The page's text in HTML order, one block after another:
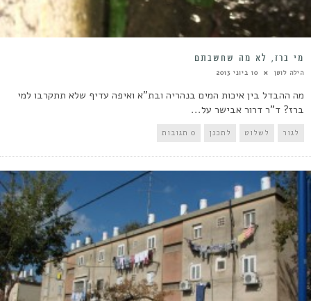
מי ברז, לא מה שחשבתם
הילה לוטן 10 ביוני 2013
מה ההבדל בין איכות המים בנהריה ובת"א ואיפה עדיף שלא תתקרבו למי
ברז? ד"ר דרור אבישר על...
לגור לשלוט לתכנן 0 תגובות